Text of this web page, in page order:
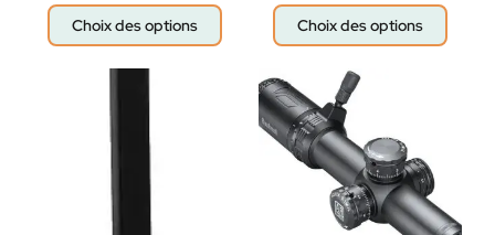
Choix des options Choix des options